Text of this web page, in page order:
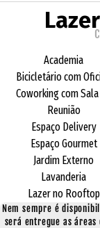
Academia
Bicicletário com
Coworking com
Reunião
Espaço Delivery
Espaço Gourmet
Jardim Externo
Lavanderia
Lazer no Rooftop
Nem sempre é
será entregue as